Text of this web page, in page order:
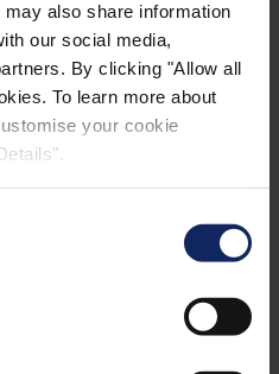
also share information
our social media,
By clicking "Allow all
To learn more about
your cookie
udržují jemné částice
a zajišťují účinnost